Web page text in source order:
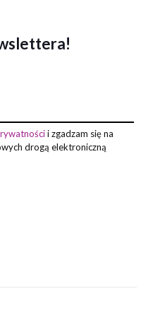
i zgadzam się na
drogą elektroniczną